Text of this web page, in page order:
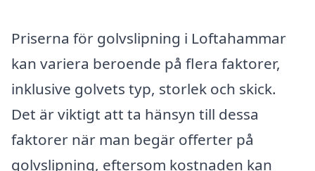
Priserna för golvslipning i Loftahammar
kan variera beroende på flera faktorer,
inklusive golvets typ, storlek och skick.
Det är viktigt att ta hänsyn till dessa
faktorer när man begär offerter på
golvslipning, eftersom kostnaden kan